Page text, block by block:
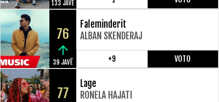
133 JAVË
76
39 JAVË
Faleminderit
ALBAN SKENDERAJ
+9 VOTO
77
Lage
RONELA HAJATI